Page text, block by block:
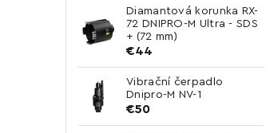
Diamantová korunka RX-
72 DNIPRO-M Ultra - SDS
+ (72 mm)
€44
Vibrační čerpadlo
Dnipro-M NV-1
€50